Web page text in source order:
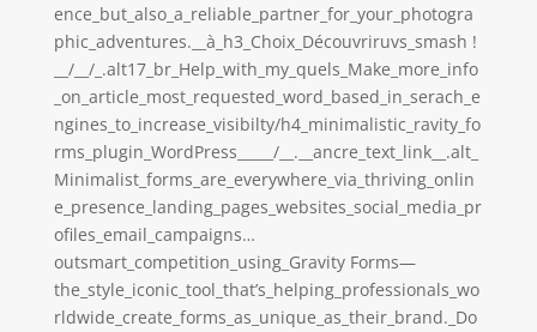
ence_but_also_a_reliable_partner_for_your_photogra
phic_adventures.__à_h3_Choix_Découvriruvs_smash !
__/__/_.alt17_br_Help_with_my_quels_Make_more_info
_on_article_most_requested_word_based_in_serach_e
ngines_to_increase_visibilty/h4_minimalistic_ravity_fo
rms_plugin_WordPress_____/__.__ancre_text_link__.alt_
Minimalist_forms_are_everywhere_via_thriving_onlin
e_presence_landing_pages_websites_social_media_pr
ofiles_email_campaigns…
outsmart_competition_using_Gravity Forms—
the_style_iconic_tool_that’s_helping_professionals_wo
rldwide_create_forms_as_unique_as_their_brand._Do